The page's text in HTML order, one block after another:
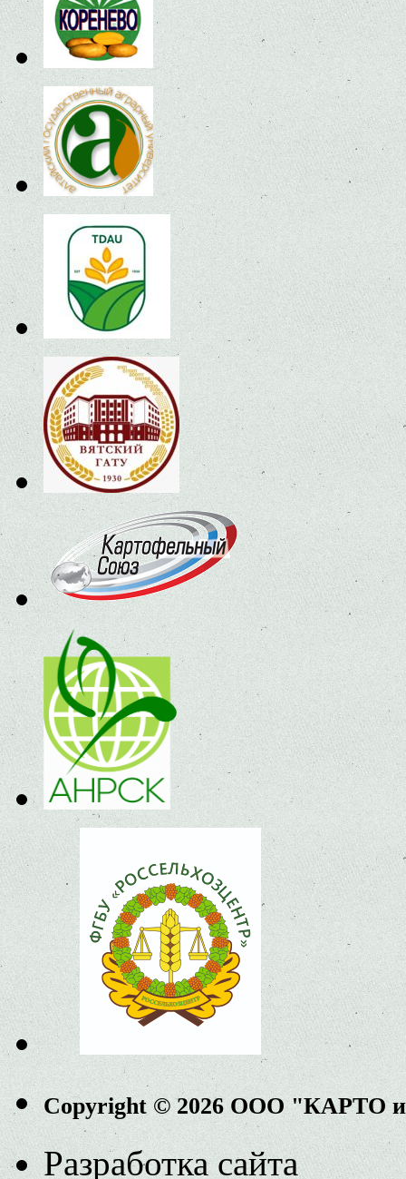
Copyright © 2026 ООО "КАРТО
Разработка сайта